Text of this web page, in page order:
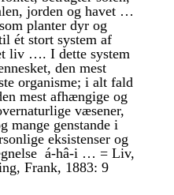
jorden og havet …
planter dyr og
ét stort system af
liv …. I dette system
den mest
organisme; i alt fald
mest afhængige og
væsener,
mange genstande i
eksistenser og
á-hâ-i … = Liv,
Frank, 1883: 9